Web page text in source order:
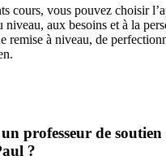
cours, vous pouvez choisir
niveau, aux besoins et à la
remise à niveau, de
professeur de soutien
?